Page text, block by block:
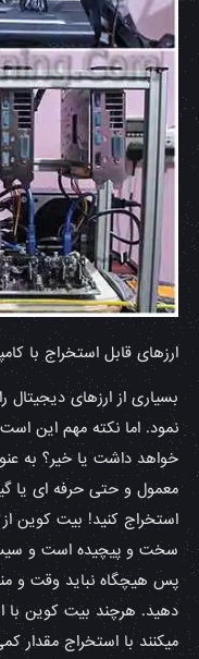
ارزهای قابل استخراج با
بسیاری از ارزهای دیجیتال
نمود. اما نکته مهم این
خواهد داشت یا خیر؟ به
معمول و حتی حرفه ای یا
استخراج کنید! بیت کوین
سخت و پیچیده است و
پس هیچگاه نباید وقت و
دهید. هرچند بیت کوین با
میکنند با استخراج مقدار